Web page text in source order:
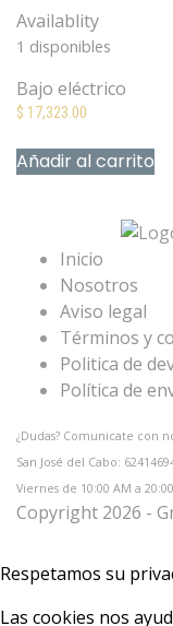
Availablity
1 disponibles
Bajo eléctrico
$ 17,323.00
Añadir al carrito
Inicio
Nosotros
Aviso legal
Términos y
Politica de
Política de
¿Dudas? Comunicate con
San José del Cabo:
Viernes de 10:00 AM a
Copyright 2026 -
Respetamos su
Las cookies nos